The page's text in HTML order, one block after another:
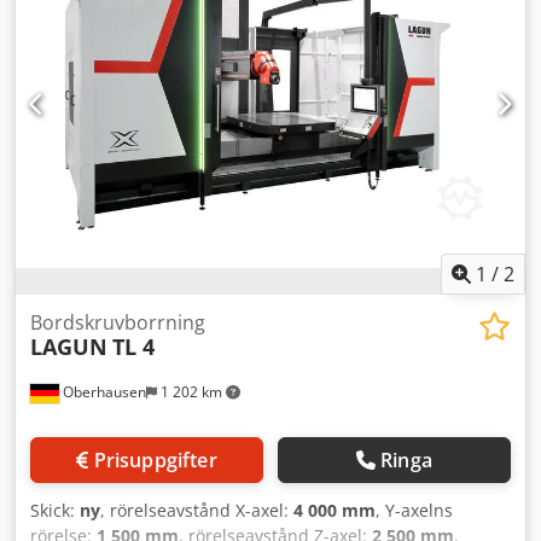
mm Verktygshållare: SK 50 Verktygsmagasin med: 60 st.
Spindelhastighet: 3 000 varv/min Max moment: 3 323 Nm
Snabbmatning X/Y/Z: 10 000 mm/min Drivkraft –
spindelmotor: 37 / 1 500 kW Maskinvikt ca: 40 t Dwedpfx
Ajw Nmw Hjipea Ytterligare information: - Verktyg +
tillbehör - Vinkelhuvud - Huvud upp till 2,5 m -
Spåntransportör - 3D-mätprob - Spännelement Maskinen
är fortfarande i produktion och kan, enligt
överenskommelse, besiktigas under ström.
1 /2
Oberhausen 1 202 km
Bordskruvborrning
LAGUN TL 4
Prisuppgifter Ringa
Skick: ny, rörelseavstånd X-axel: 4 000 mm, Y-axelns
rörelse: 1 500 mm, rörelseavstånd Z-axel: 2 500 mm,